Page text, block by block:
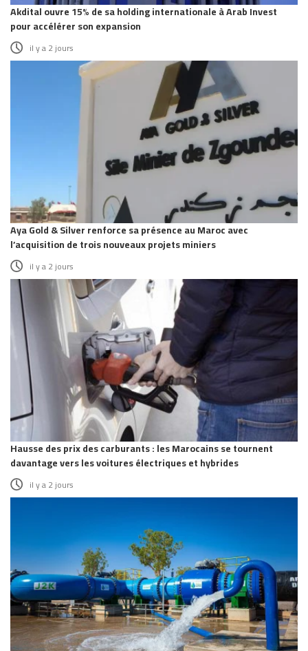
Akdital ouvre 15% de sa holding internationale à Arab Invest
pour accélérer son expansion
il y a 2 jours
Aya Gold & Silver renforce sa présence au Maroc avec
l’acquisition de trois nouveaux projets miniers
il y a 2 jours
Hausse des prix des carburants : les Marocains se tournent
davantage vers les voitures électriques et hybrides
il y a 2 jours